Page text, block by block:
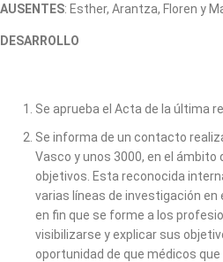
AUSENTES: Esther, Arantza, Floren y
DESARROLLO
Se aprueba el Acta de la última
Se informa de un contacto
Vasco y unos 3000, en el
objetivos. Esta reconocida
varias líneas de investigación
en fin que se forme a los
visibilizarse y explicar sus
oportunidad de que médicos